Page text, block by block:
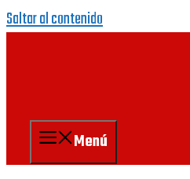
Saltar al contenido
Menú